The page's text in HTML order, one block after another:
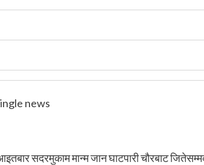
सदरमुकाम मान्म जान घाटपारी चौरबाट